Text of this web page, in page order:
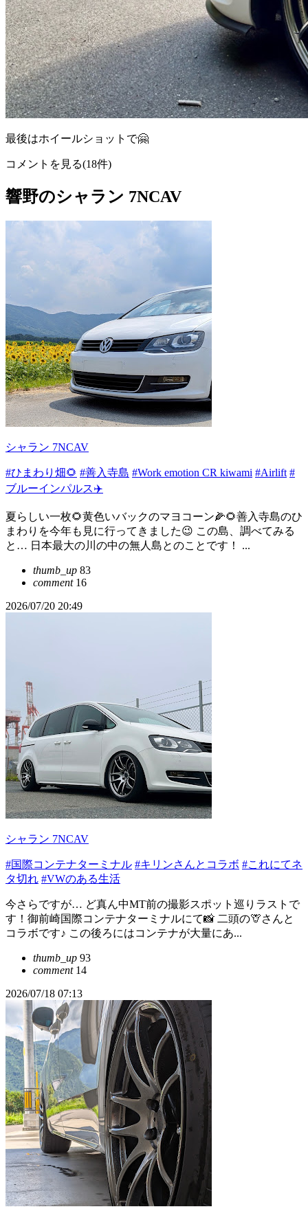
最後はホイールショットで🤗
コメントを見る(18件)
響野のシャラン 7NCAV
シャラン 7NCAV
#ひまわり畑🌻 #善入寺島 #Work emotion CR kiwami #Airlift #
ブルーインパルス✈️
夏らしい一枚🌻黄色いバックのマヨコーン🌽🌻善入寺島のひ
まわりを今年も見に行ってきました😉 この島、調べてみる
と… 日本最大の川の中の無人島とのことです！ ...
thumb_up 83
comment16
2026/07/20 20:49
シャラン 7NCAV
#国際コンテナターミナル #キリンさんとコラボ #これにてネ
タ切れ #VWのある生活
今さらですが… ど真ん中MT前の撮影スポット巡りラストで
す！御前崎国際コンテナターミナルにて📸 二頭の🦒さんと
コラボです♪ この後ろにはコンテナが大量にあ...
thumb_up 93
comment14
2026/07/18 07:13